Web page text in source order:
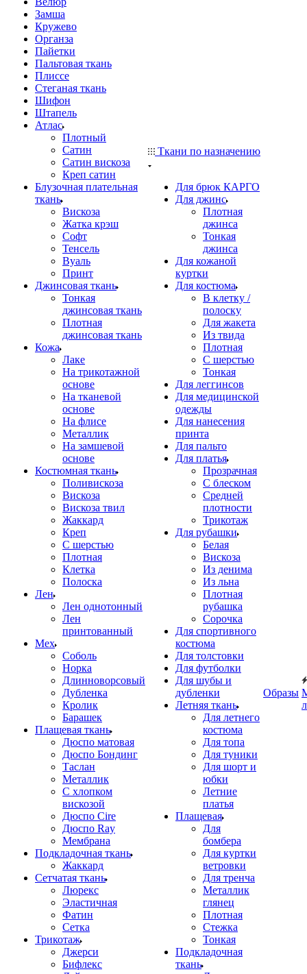
Замша
Кружево
Органза
Пайетки
Пальтовая ткань
Плиссе
Стеганая ткань
Шифон
Штапель
Атлас
Плотный
Сатин
Сатин вискоза
Креп сатин
Блузочная плательная
ткань
Вискоза
Жатка крэш
Софт
Тенсель
Вуаль
Принт
Джинсовая ткань
Тонкая
джинсовая ткань
Плотная
джинсовая ткань
Кожа
Лаке
На трикотажной
основе
На тканевой
основе
На флисе
Металлик
На замшевой
основе
Костюмная ткань
Поливискоза
Вискоза
Вискоза твил
Жаккард
Креп
С шерстью
Плотная
Клетка
Полоска
Лен
Лен однотонный
Лен
принтованный
Мех
Соболь
Норка
Длинноворсовый
Дубленка
Кролик
Барашек
Плащевая ткань
Дюспо матовая
Дюспо Бондинг
Таслан
Металлик
С хлопком
вискозой
Дюспо Cire
Дюспо Ray
Мембрана
Подкладочная ткань
Жаккард
Сетчатая ткань
Люрекс
Эластичная
Фатин
Сетка
Трикотаж
Джерси
Бифлекс
Ткани по назначению
Для брюк КАРГО
Для джинс
Плотная
джинса
Тонкая
джинса
Для кожаной
куртки
Для костюма
В клетку /
полоску
Для жакета
Из твида
Плотная
С шерстью
Тонкая
Для леггинсов
Для медицинской
одежды
Для нанесения
принта
Для пальто
Для платья
Прозрачная
С блеском
Средней
плотности
Трикотаж
Для рубашки
Белая
Вискоза
Из денима
Из льна
Плотная
рубашка
Сорочка
Для спортивного
костюма
Для толстовки
Для футболки
Для шубы и
дубленки
Летняя ткань
Для летнего
костюма
Для топа
Для туники
Для шорт и
юбки
Летние
платья
Плащевая
Для
бомбера
Для куртки
ветровки
Для тренча
Металлик
глянец
Плотная
Стежка
Тонкая
Подкладочная
ткань
Образы